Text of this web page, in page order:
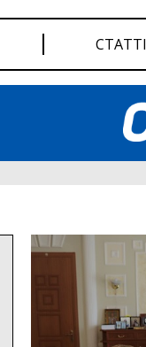
СТАТТІ